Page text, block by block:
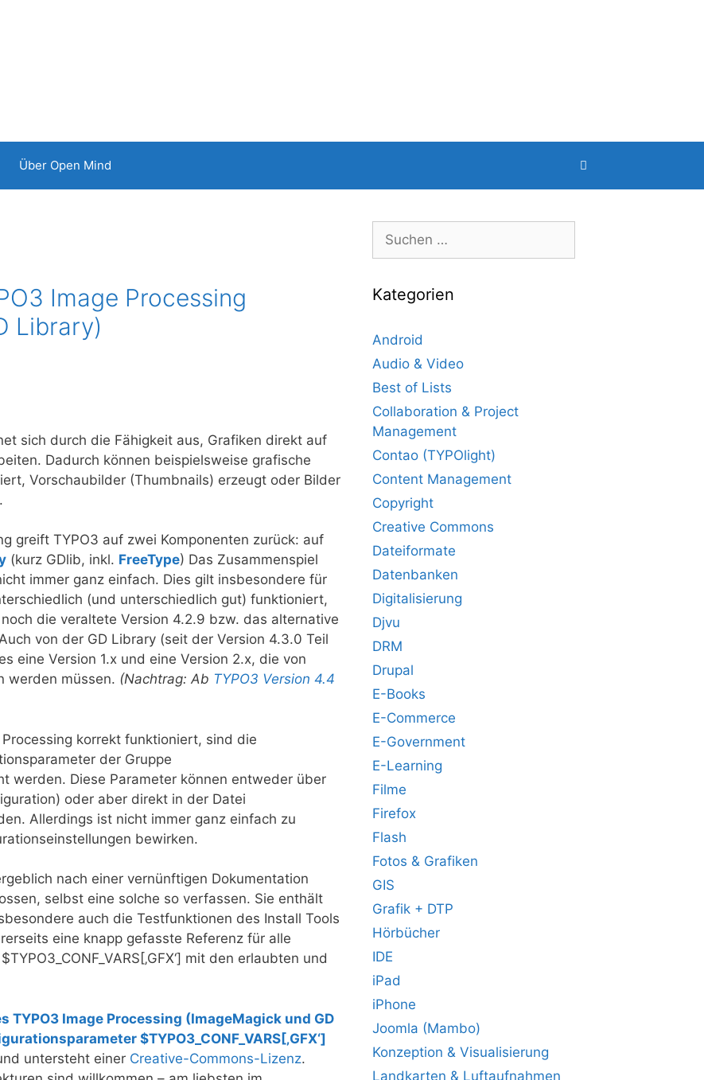
Über Open Mind
Image Processing
Library)
sich durch die Fähigkeit aus, Grafiken direkt auf
Dadurch können beispielsweise grafische
Vorschaubilder (Thumbnails) erzeugt oder Bilder
greift TYPO3 auf zwei Komponenten zurück: auf
(kurz GDlib, inkl. FreeType) Das Zusammenspiel
immer ganz einfach. Dies gilt insbesondere für
(und unterschiedlich gut) funktioniert,
die veraltete Version 4.2.9 bzw. das alternative
von der GD Library (seit der Version 4.3.0 Teil
eine Version 1.x und eine Version 2.x, die von
werden müssen. (Nachtrag: Ab TYPO3 Version 4.4
korrekt funktioniert, sind die
der Gruppe
werden. Diese Parameter können entweder über
oder aber direkt in der Datei
Allerdings ist nicht immer ganz einfach zu
bewirken.
nach einer vernünftigen Dokumentation
selbst eine solche so verfassen. Sie enthält
auch die Testfunktionen des Install Tools
eine knapp gefasste Referenz für alle
mit den erlaubten und
TYPO3 Image Processing (ImageMagick und GD
$TYPO3_CONF_VARS[‚GFX‘]
untersteht einer Creative-Commons-Lizenz.
Suche
nach:
Kategorien
Android
Audio & Video
Best of Lists
Collaboration & Project
Management
Contao (TYPOlight)
Content Management
Copyright
Creative Commons
Dateiformate
Datenbanken
Digitalisierung
Djvu
DRM
Drupal
E-Books
E-Commerce
E-Government
E-Learning
Filme
Firefox
Flash
Fotos & Grafiken
GIS
Grafik + DTP
Hörbücher
IDE
iPad
iPhone
Joomla (Mambo)
Konzeption & Visualisierung
Landkarten & Luftaufnahmen